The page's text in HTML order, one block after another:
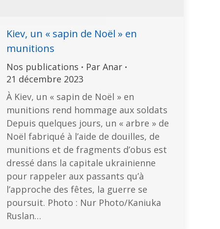
Kiev, un « sapin de Noël » en
munitions
Nos publications Par Anar
21 décembre 2023
À Kiev, un « sapin de Noël » en
munitions rend hommage aux soldats
Depuis quelques jours, un « arbre » de
Noël fabriqué à l’aide de douilles, de
munitions et de fragments d’obus est
dressé dans la capitale ukrainienne
pour rappeler aux passants qu’à
l’approche des fêtes, la guerre se
poursuit. Photo : Nur Photo/Kaniuka
Ruslan…